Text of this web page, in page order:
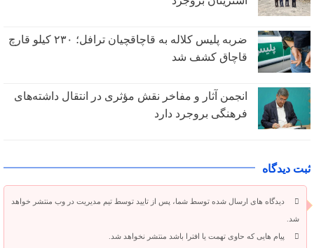
ضربه پلیس کلاله به قاچاقچیان ترافل؛ ۲۳۰ کیلو قارچ
قاچاق کشف شد
انجمن آثار و مفاخر نقش مؤثری در انتقال داشته‌های
فرهنگی بروجرد دارد
ثبت دیدگاه
دیدگاه های ارسال شده توسط شما، پس از تایید توسط تیم مدیریت در وب منتشر خواهد
شد.
پیام هایی که حاوی تهمت یا افترا باشد منتشر نخواهد شد.